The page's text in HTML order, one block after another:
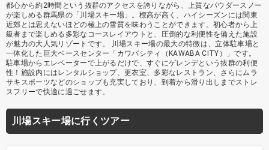
都心から約2時間という抜群のアクセスを誇りながら、上質なパウダースノー
が楽しめる群馬県の「川場スキー場」。標高が高く、ハイシーズンには関東
近郊とは思えないほどの極上の雪質を味わうことができます。初心者から上
級者まで楽しめる多彩なコースレイアウトと、圧倒的な利便性を備えた施設
が魅力の大人気リゾートです。 川場スキー場の最大の特徴は、立体駐車場と
一体化した巨大ベースセンター「カワバシティ（KAWABA CITY）」です。
駐車場からエレベーターで上がるだけで、すぐにゲレンデという抜群の利便
性！施設内にはレンタルショップ、更衣室、多彩なレストラン、さらにムラ
サキスポーツなどのショップも充実しており、到着から滑り出しまでストレ
スフリーで快適に過ごせます。
川場スキー場に行くツアー